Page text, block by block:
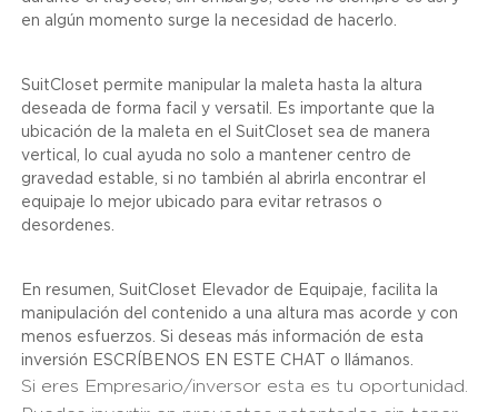
en algún momento surge la necesidad de hacerlo.
SuitCloset permite manipular la maleta hasta la altura
deseada de forma facil y versatil. Es importante que la
ubicación de la maleta en el SuitCloset sea de manera
vertical, lo cual ayuda no solo a mantener centro de
gravedad estable, si no también al abrirla encontrar el
equipaje lo mejor ubicado para evitar retrasos o
desordenes.
En resumen, SuitCloset Elevador de Equipaje, facilita la
manipulación del contenido a una altura mas acorde y con
menos esfuerzos. Si deseas más información de esta
inversión ESCRÍBENOS EN ESTE CHAT o llámanos.
Si eres Empresario/inversor esta es tu oportunidad.